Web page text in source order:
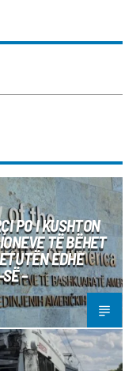
ora
PO I KUSHTON
TË BËHET
EDHE
–